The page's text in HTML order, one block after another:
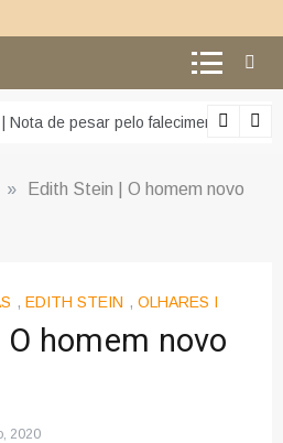
Nota de pesar pelo falecimento do
»
Edith Stein | O homem novo
, EDITH STEIN , OLHARES I
homem novo
2020